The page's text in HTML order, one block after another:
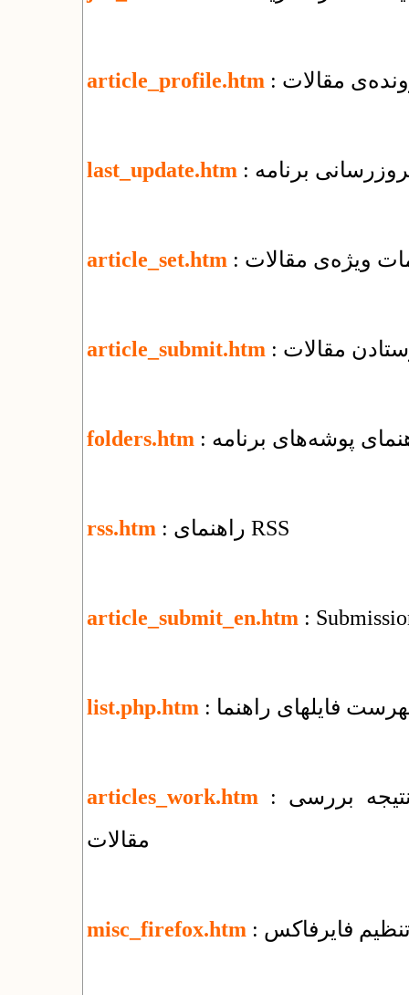
article_profile.htm مقالات
last_update.htm برنامه
article_set.htm ویژه‌ی مقالات
article_submit.htm مقالات
folders.htm پوشه‌های برنامه
rss.htm : راهنمای RSS
article_submit_en.htm :
list.php.htm فایل​های راهنما
articles_work.htm : تغییرات جمعی و اطلاع‌رسانی وضعیت و نتیجه بررسی
مقالات
misc_firefox.htm تنظیم فایرفاکس